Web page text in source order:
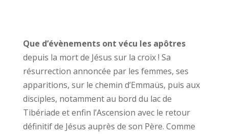
Que d’évènements ont vécu les apôtres
depuis la mort de Jésus sur la croix ! Sa
résurrection annoncée par les femmes, ses
apparitions, sur le chemin d’Emmaüs, puis aux
disciples, notamment au bord du lac de
Tibériade et enfin l’Ascension avec le retour
définitif de Jésus auprès de son Père. Comme